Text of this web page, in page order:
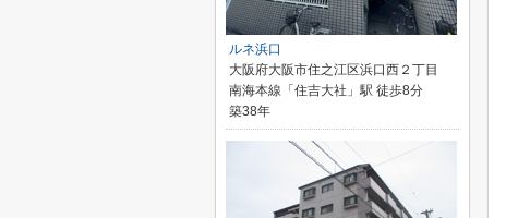
ルネ浜口
大阪府大阪市住之江区浜口西２丁目
南海本線「住吉大社」駅 徒歩8分
築38年